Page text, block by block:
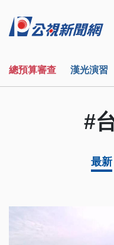
總預算審查 漢光演習
#
最新